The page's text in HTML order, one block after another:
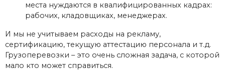
места нуждаются в квалифицированных кадрах:
рабочих, кладовщиках, менеджерах.
И мы не учитываем расходы на рекламу,
сертификацию, текущую аттестацию персонала и т.д.
Грузоперевозки – это очень сложная задача, с которой
мало кто может справиться.